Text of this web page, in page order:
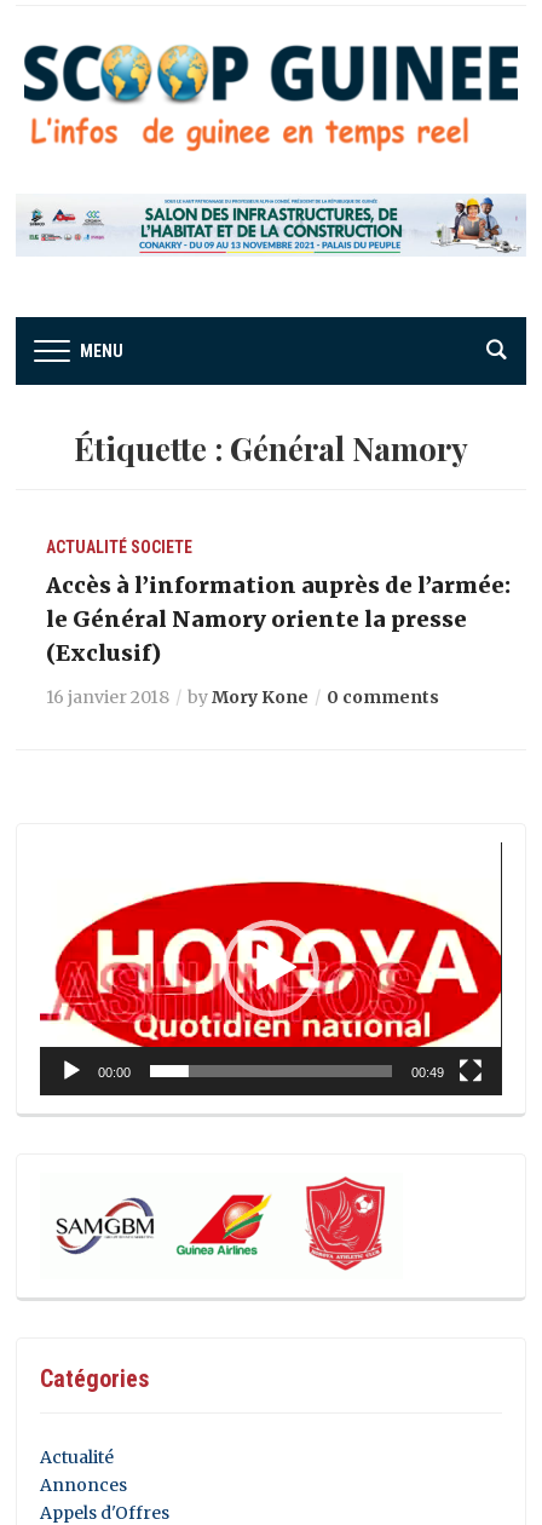
MENU
Étiquette : Général Namory
ACTUALITÉ SOCIETE
Accès à l’information auprès de l’armée:
le Général Namory oriente la presse
(Exclusif)
16 janvier 2018 byMory Kone 0 comments
00:00 00:49
Catégories
Actualité
Annonces
Appels d'Offres